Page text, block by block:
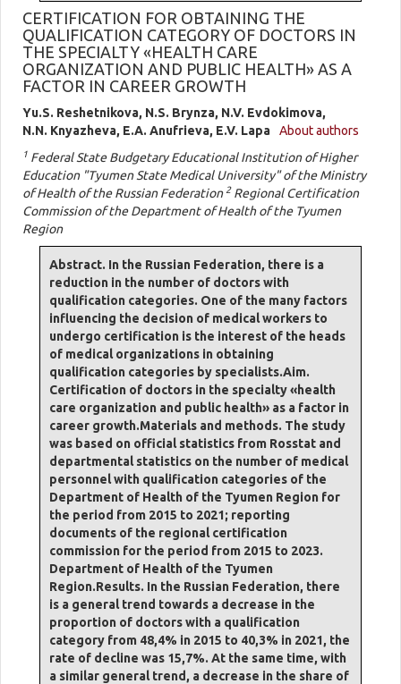
CERTIFICATION FOR OBTAINING THE
QUALIFICATION CATEGORY OF DOCTORS IN
THE SPECIALTY «HEALTH CARE
ORGANIZATION AND PUBLIC HEALTH» AS A
FACTOR IN CAREER GROWTH
Yu.S. Reshetnikova, N.S. Brynza, N.V. Evdokimova,
N.N. Knyazheva, E.A. Anufrieva, E.V. Lapa
About authors
1 Federal State Budgetary Educational Institution of Higher
Education "Tyumen State Medical University" of the Ministry
of Health of the Russian Federation 2Regional Certification
Commission of the Department of Health of the Tyumen
Region
Abstract. In the Russian Federation, there is a
reduction in the number of doctors with
qualification categories. One of the many factors
influencing the decision of medical workers to
undergo certification is the interest of the heads
of medical organizations in obtaining
qualification categories by specialists.Aim.
Certification of doctors in the specialty «health
care organization and public health» as a factor in
career growth.Materials and methods. The study
was based on official statistics from Rosstat and
departmental statistics on the number of medical
personnel with qualification categories of the
Department of Health of the Tyumen Region for
the period from 2015 to 2021; reporting
documents of the regional certification
commission for the period from 2015 to 2023.
Department of Health of the Tyumen
Region.Results. In the Russian Federation, there
is a general trend towards a decrease in the
proportion of doctors with a qualification
category from 48,4% in 2015 to 40,3% in 2021, the
rate of decline was 15,7%. At the same time, with
a similar general trend, a decrease in the share of